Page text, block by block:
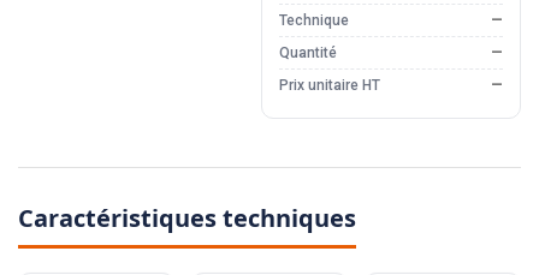
Technique
—
Quantité
—
Prix unitaire HT
—
Caractéristiques techniques